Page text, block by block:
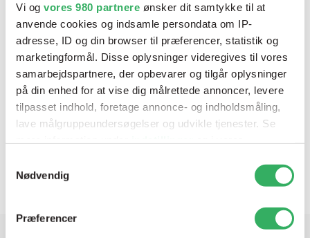
Vi og vores 980 partnere ønsker dit samtykke til at
anvende cookies og indsamle persondata om IP-
adresse, ID og din browser til præferencer, statistik og
marketingformål. Disse oplysninger videregives til vores
samarbejdspartnere, der opbevarer og tilgår oplysninger
på din enhed for at vise dig målrettede annoncer, levere
tilpasset indhold, foretage annonce- og indholdsmåling,
lave målgruppeundersøgelser og udvikle tjenester. Se
tilbage eller ændre indstillinger fra vores
"Cookiedeklaration", eller ved at trykke på "Privacy
Nødvendig
Præferencer
Selemix Epoxy Fortynder Slow